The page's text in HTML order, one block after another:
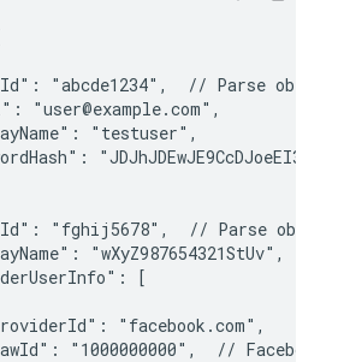
"abcde1234",  // Parse
"user@example.com",
"testuser",
"fghij5678",  // Parse
"wXyZ987654321StUv",
[
"facebook.com",
"1000000000",  // Facebook